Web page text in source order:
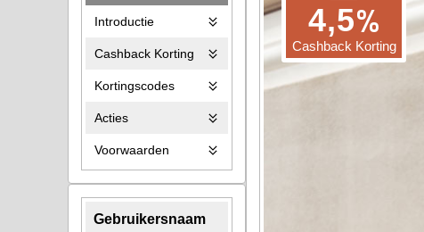
Introductie
Cashback Korting
Kortingscodes
Acties
Voorwaarden
Gebruikersnaam
4,5%
Cashback Korting